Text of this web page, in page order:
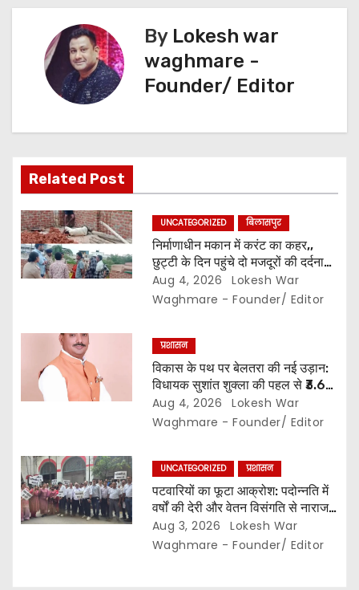
v
i
o
n
By Lokesh war
waghmare -
Founder/ Editor
Related Post
UNCATEGORIZED बिलासपुर
निर्माणाधीन मकान में करंट का कहर,,
छुट्टी के दिन पहुंचे दो मजदूरों की दर्दनाक
मौत,, सुरक्षा इंतजामों पर उठे सवाल…
Aug 4, 2026
Lokesh War
Waghmare - Founder/ Editor
प्रशासन
विकास के पथ पर बेलतरा की नई उड़ान:
विधायक सुशांत शुक्ला की पहल से ₹3.61
करोड़ के विकास कार्यों की मिली सौगात…
10 गांवों में बनेंगे सामुदायिक भवन,, 11
Aug 4, 2026
Lokesh War
Waghmare - Founder/ Editor
UNCATEGORIZED प्रशासन
पटवारियों का फूटा आक्रोश: पदोन्नति में
वर्षों की देरी और वेतन विसंगति से नाराज,,
संघ ने कलेक्टर से की तत्काल कार्रवाई की
मांग…
Aug 3, 2026
Lokesh War
Waghmare - Founder/ Editor